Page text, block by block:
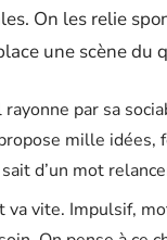
On les relie
une scène du
rayonne par sa
mille
d’un mot
va vite. Impulsif,